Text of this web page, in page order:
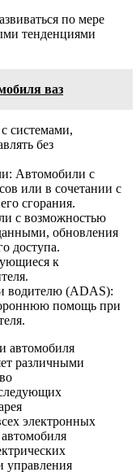
по мере
тенденциями
ваз
системами,
без
Автомобили с
или в сочетании с
сгорания.
с возможностью
обновления
доступа.
к
водителю (ADAS):
помощь при
автомобиля
различными
электронных
управления